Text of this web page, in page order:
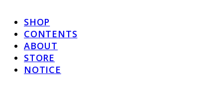
SHOP
CONTENTS
ABOUT
STORE
NOTICE